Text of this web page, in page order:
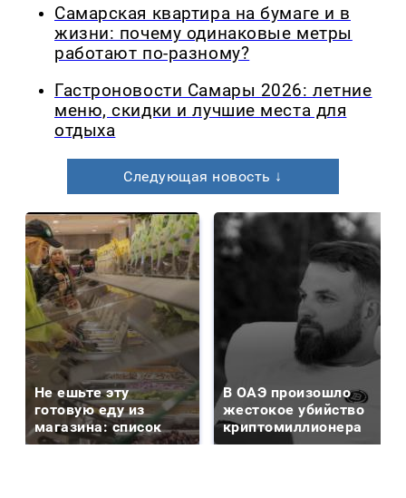
Самарская квартира на бумаге и в
жизни: почему одинаковые метры
работают по-разному?
Гастроновости Самары 2026: летние
меню, скидки и лучшие места для
отдыха
Следующая новость ↓
Не ешьте эту
готовую еду из
магазина: список
В ОАЭ произошло
жестокое убийство
криптомиллионера